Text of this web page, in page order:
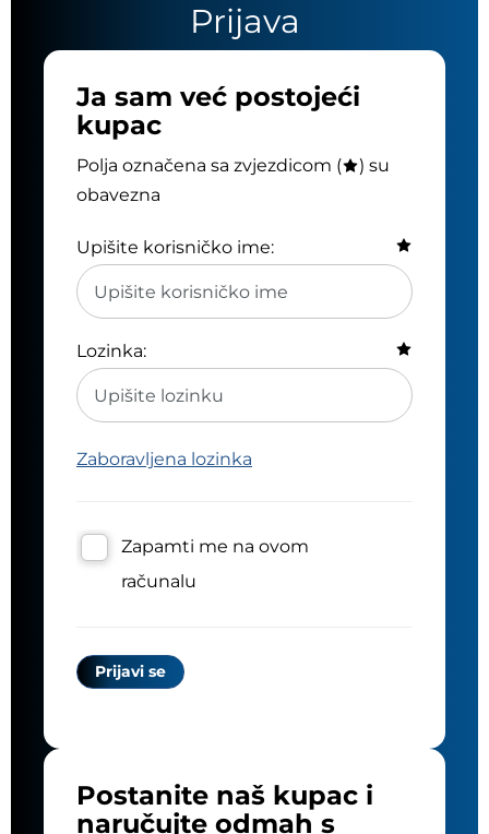
Prijava
Ja sam već postojeći
kupac
Polja označena sa zvjezdicom (
) su
obavezna
Upišite korisničko ime:
Lozinka:
Zaboravljena lozinka
Zapamti me na ovom
računalu
Postanite naš kupac i
naručujte odmah s